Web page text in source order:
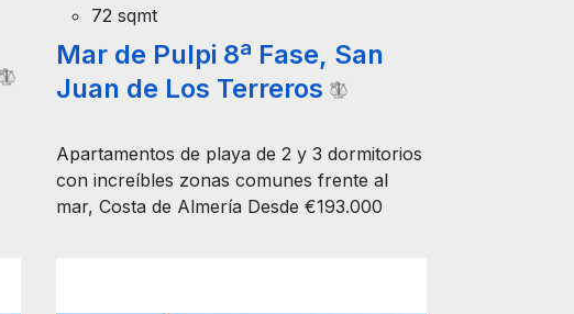
72 sqmt
Mar de Pulpi 8ª Fase, San
Juan de Los Terreros
Apartamentos de playa de 2 y 3 dormitorios
con increíbles zonas comunes frente al
mar, Costa de Almería Desde €193.000